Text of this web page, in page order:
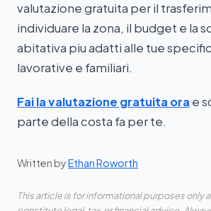
valutazione gratuita per il
individuare la zona, il budget e la
abitativa piu adatti alle tue
lavorative e familiari.
Fai la valutazione gratuita ora e
parte della costa fa per te.
Written byEthan Roworth
This article is for informational purposes only